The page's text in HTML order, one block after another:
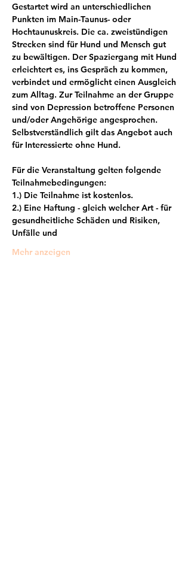
Gestartet wird an unterschiedlichen
Punkten im Main-Taunus- oder
Hochtaunuskreis. Die ca. zweistündigen
Strecken sind für Hund und Mensch gut
zu bewältigen. Der Spaziergang mit Hund
erleichtert es, ins Gespräch zu kommen,
verbindet und ermöglicht einen Ausgleich
zum Alltag. Zur Teilnahme an der Gruppe
sind von Depression betroffene Personen
und/oder Angehörige angesprochen.
Selbstverständlich gilt das Angebot auch
für Interessierte ohne Hund.
Für die Veranstaltung gelten folgende
Teilnahmebedingungen:
1.) Die Teilnahme ist kostenlos.
2.) Eine Haftung - gleich welcher Art - für
gesundheitliche Schäden und Risiken,
Unfälle und
Mehr anzeigen